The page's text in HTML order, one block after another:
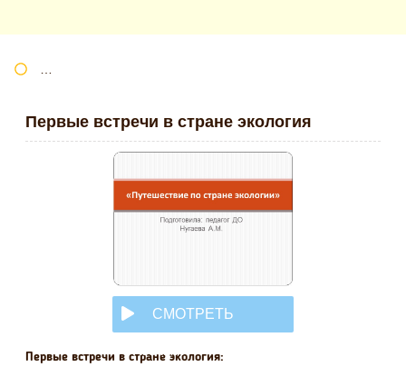
Первые встречи в стране экология
СМОТРЕТЬ
Первые встречи в стране экология: